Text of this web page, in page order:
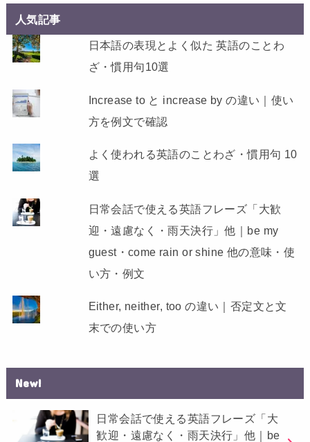
人気記事
日本語の表現とよく似た 英語のことわ
ざ・慣用句10選
Increase to と increase by の違い｜使い
方を例文で確認
よく使われる英語のことわざ・慣用句 10
選
日常会話で使える英語フレーズ「大歓
迎・遠慮なく・雨天決行」他｜be my
guest・come rain or shine 他の意味・使
い方・例文
Either, neither, too の違い｜否定文と文
末での使い方
New!
日常会話で使える英語フレーズ「大
歓迎・遠慮なく・雨天決行」他｜be